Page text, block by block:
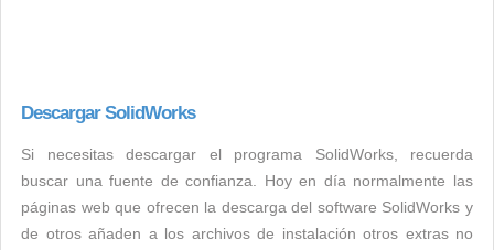
Descargar SolidWorks
Si necesitas descargar el programa SolidWorks, recuerda
buscar una fuente de confianza. Hoy en día normalmente las
páginas web que ofrecen la descarga del software SolidWorks y
de otros añaden a los archivos de instalación otros extras no